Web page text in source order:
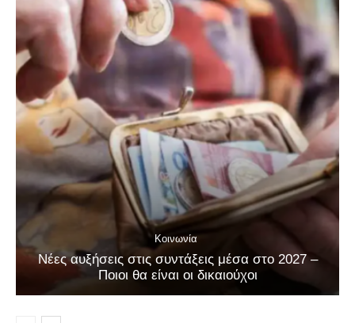
Κοινωνία
Νέες αυξήσεις στις συντάξεις μέσα στο 2027 –
Ποιοι θα είναι οι δικαιούχοι